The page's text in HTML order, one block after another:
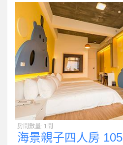
房間數量: 1間
海景親子四人房 105